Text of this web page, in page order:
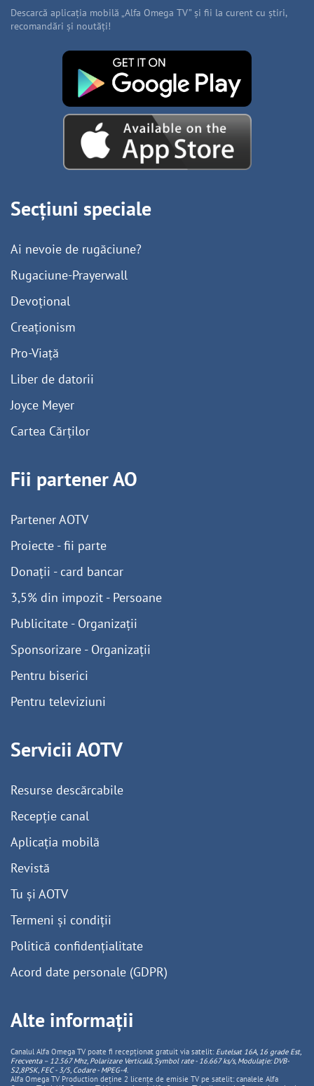
Descarcă aplicația mobilă „Alfa Omega TV” și fii la curent cu știri,
recomandări și noutăți!
Secțiuni speciale
Ai nevoie de rugăciune?
Rugaciune-Prayerwall
Devoțional
Creaționism
Pro-Viață
Liber de datorii
Joyce Meyer
Cartea Cărților
Fii partener AO
Partener AOTV
Proiecte - fii parte
Donații - card bancar
3,5% din impozit - Persoane
Publicitate - Organizații
Sponsorizare - Organizații
Pentru biserici
Pentru televiziuni
Servicii AOTV
Resurse descărcabile
Recepție canal
Aplicația mobilă
Revistă
Tu și AOTV
Termeni și condiții
Politică confidențialitate
Acord date personale (GDPR)
Alte informații
Canalul Alfa Omega TV poate fi recepționat gratuit via satelit: Eutelsat 16A, 16 grade Est,
Frecventa – 12.567 Mhz, PolarizareVerticală, Symbol rate - 16.667 ks/s, Modulație: DVB-
S2,8PSK, FEC - 3/5, Codare - MPEG-4.
Alfa Omega TV Production deține 2 licențe de emisie TV pe satelit: canalele Alfa